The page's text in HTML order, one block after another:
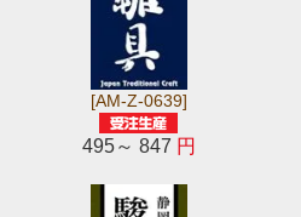
[AM-Z-0639]
495～ 847 円